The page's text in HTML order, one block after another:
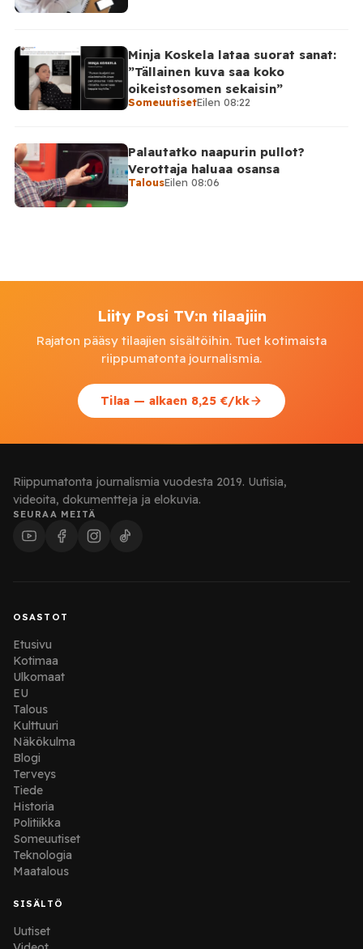
Minja Koskela lataa suorat sanat:
”Tällainen kuva saa koko
oikeistosomen sekaisin”
SomeuutisetEilen 08:22
Palautatko naapurin pullot?
Verottaja haluaa osansa
TalousEilen 08:06
Liity Posi TV:n tilaajiin
Rajaton pääsy tilaajien sisältöihin. Tuet kotimaista
riippumatonta journalismia.
Tilaa — alkaen 8,25 €/kk
Riippumatonta journalismia vuodesta 2019. Uutisia,
videoita, dokumentteja ja elokuvia.
SEURAA MEITÄ
OSASTOT
Etusivu
Kotimaa
Ulkomaat
EU
Talous
Kulttuuri
Näkökulma
Blogi
Terveys
Tiede
Historia
Politiikka
Someuutiset
Teknologia
Maatalous
SISÄLTÖ
Uutiset